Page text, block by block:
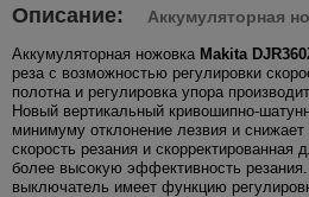
Описание: Аккумуляторная
Аккумуляторная ножовка Makita
реза с возможностью регулировки
полотна и регулировка упора
Новый вертикальный кривошипно-
минимуму отклонение лезвия и
скорость резания и скорректированная
более высокую эффективность
выключатель имеет функцию